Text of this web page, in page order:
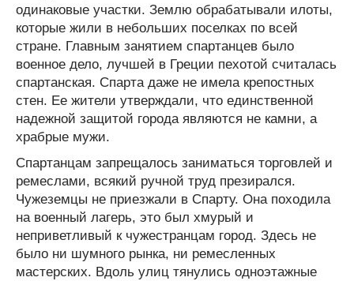
одинаковые участки. Землю обрабатывали илоты,
которые жили в небольших поселках по всей
стране. Главным занятием спартанцев было
военное дело, лучшей в Греции пехотой считалась
спартанская. Спарта даже не имела крепостных
стен. Ее жители утверждали, что единственной
надежной защитой города являются не камни, а
храбрые мужи.
Спартанцам запрещалось заниматься торговлей и
ремеслами, всякий ручной труд презирался.
Чужеземцы не приезжали в Спарту. Она походила
на военный лагерь, это был хмурый и
неприветливый к чужестранцам город. Здесь не
было ни шумного рынка, ни ремесленных
мастерских. Вдоль улиц тянулись одноэтажные